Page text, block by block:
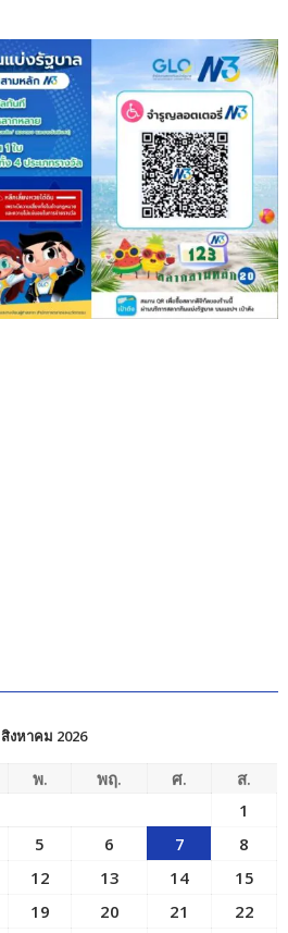
สิงหาคม 2026
พ. พฤ. ศ.
ส.
1
5 6 7
8
12 13 14
15
19 20 21
22